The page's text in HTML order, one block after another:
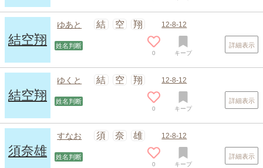
結空翔
ゆあと 結 空 翔 12-8-12
姓名判断
0 キープ
詳細表示
結空翔
ゆくと 結 空 翔 12-8-12
姓名判断
0 キープ
詳細表示
須奈雄
すなお 須 奈 雄 12-8-12
姓名判断
0 キープ
詳細表示